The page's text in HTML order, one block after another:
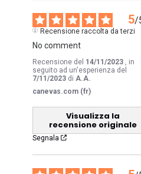
5/
Recensione raccolta da terzi
No comment
Recensione del 14/11/2023
, in
seguito ad un'esperienza del
7/11/2023 di A.A.
canevas.com (fr)
Visualizza la
recensione originale
Segnala